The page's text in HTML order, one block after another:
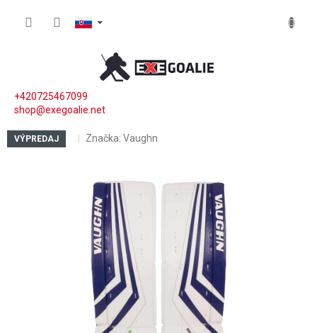
+420725467099
shop@exegoalie.net
VÝPREDAJ Značka: Vaughn